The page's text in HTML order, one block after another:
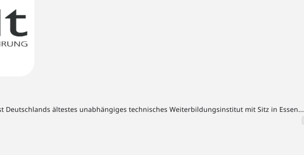
Deutschlands ältestes unabhängiges technisches Weiterbildungsinstitut mit Sitz in Essen...